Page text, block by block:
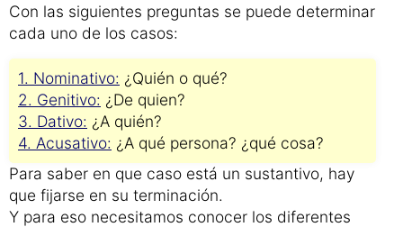
Con las siguientes preguntas se puede determinar
cada uno de los casos:
1. Nominativo: ¿Quién o qué?
2. Genitivo: ¿De quien?
3. Dativo: ¿A quién?
4. Acusativo: ¿A qué persona? ¿qué cosa?
Para saber en que caso está un sustantivo, hay
que fijarse en su terminación.
Y para eso necesitamos conocer los diferentes